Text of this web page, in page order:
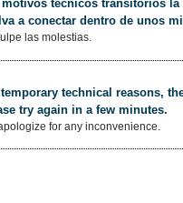
motivos técnicos transitorios
a conectar dentro de unos
las molestias.
technical reasons,
try again in a few minutes.
for any inconvenience.